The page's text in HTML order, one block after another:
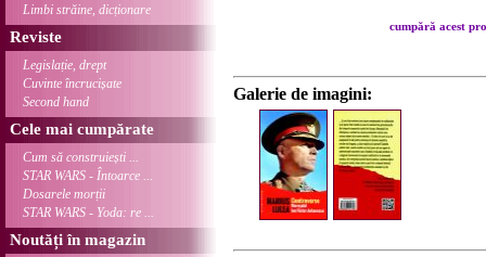
Limbi străine, dicționare
Reviste
Legislație, drept
Cuvinte încrucișate
Second hand
Cele mai cumpărate
Cum să construiești ...
STAR WARS - Întoarce ...
Dosarele morții
STAR WARS - Yoda: re ...
Noutăți în magazin
cumpără acest
Galerie de imagini: